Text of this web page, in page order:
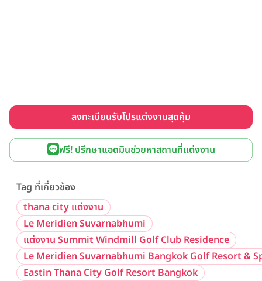
ลงทะเบียนรับโปรแต่งงานสุดคุ้ม
ฟรี! ปรึกษาแอดมินช่วยหาสถานที่แต่งงาน
Tag ที่เกี่ยวข้อง
thana city แต่งงาน
Le Meridien Suvarnabhumi
แต่งงาน Summit Windmill Golf Club Residence
Le Meridien Suvarnabhumi Bangkok Golf Resort &
Eastin Thana City Golf Resort Bangkok